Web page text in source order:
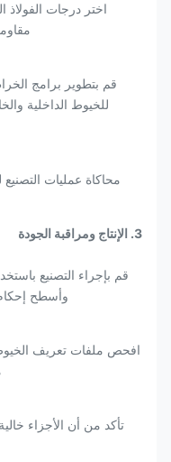
للخيوط الداخلية
محاكاة عمليات
3. الإنتاج ومراقبة الجودة
وأسطح
افحص ملفات تعريف
تأكد من أن الأجزاء